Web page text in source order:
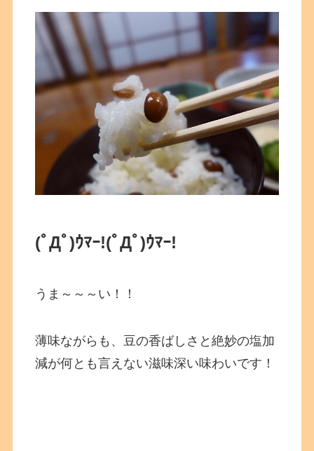
(ﾟДﾟ)ｳﾏｰ!(ﾟДﾟ)ｳﾏｰ!
うま～～～い！！
薄味ながらも、豆の香ばしさと絶妙の塩加
減が何とも言えない滋味深い味わいです！